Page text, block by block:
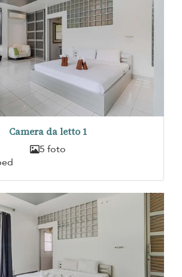
Camera da letto 1
5 foto